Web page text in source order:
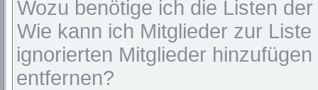
Wozu benötige ich die Listen
Wie kann ich Mitglieder zur
ignorierten Mitglieder
entfernen?